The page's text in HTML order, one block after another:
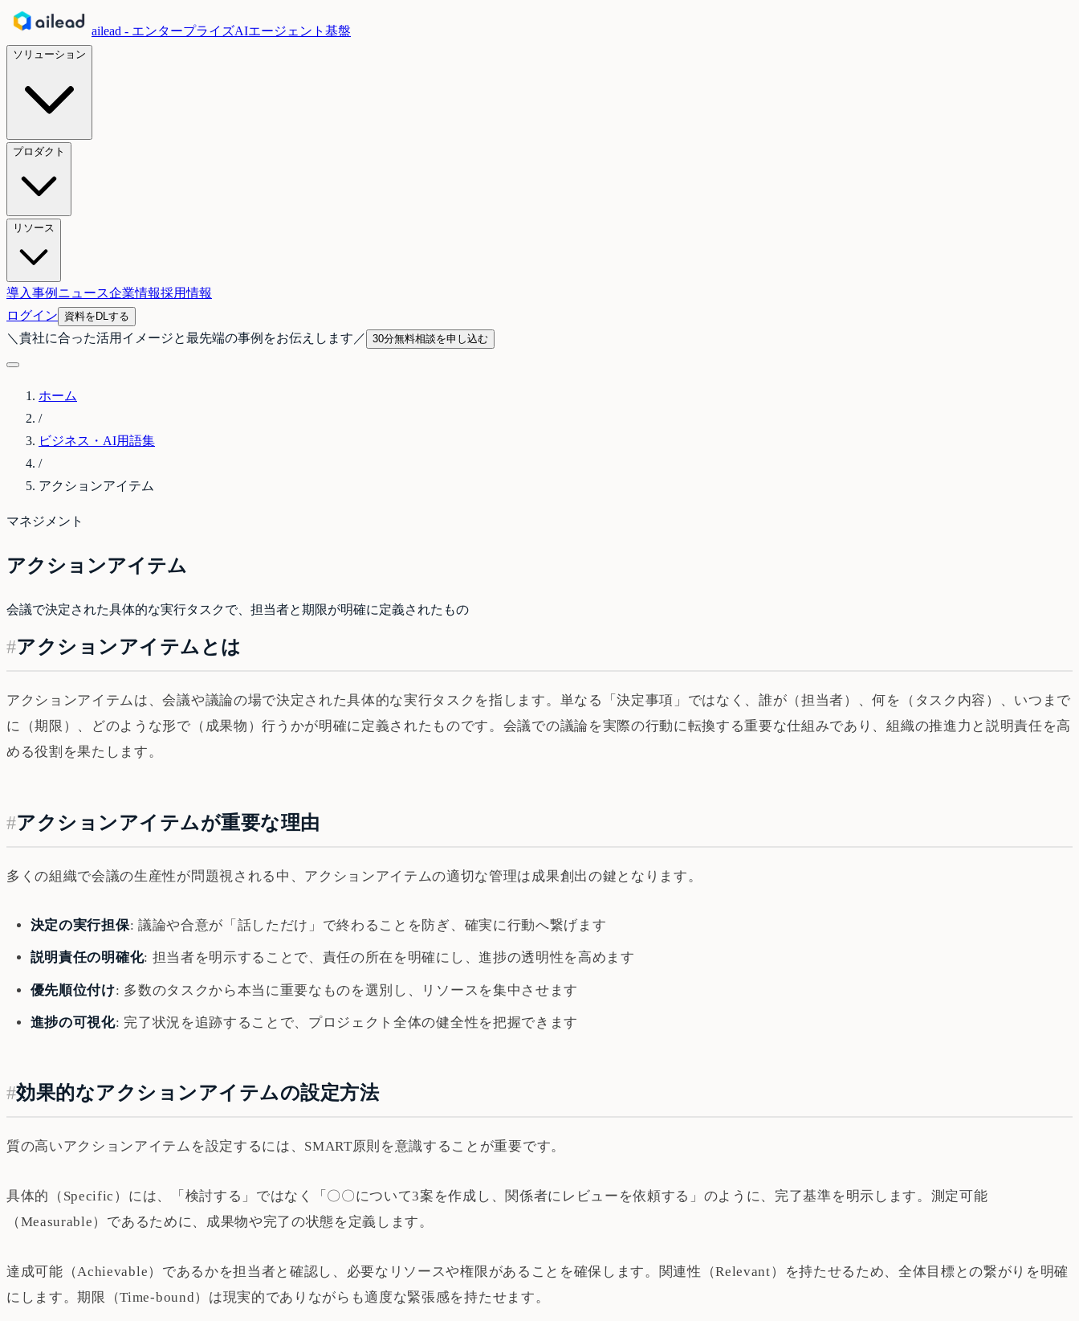
ailead - エンタープライズAIエージェント基盤
ソリューション
プロダクト
リソース
導入事例 ニュース企業情報採用情報
ログイン
資料をDLする
＼ 貴社に合った活用イメージと最先端の事例をお伝えします ／ 30分無料相談を申し込む
ホーム
/
ビジネス・AI用語集
/
アクションアイテム
マネジメント
アクションアイテム
会議で決定された具体的な実行タスクで、担当者と期限が明確に定義されたもの
#アクションアイテムとは
アクションアイテムは、会議や議論の場で決定された具体的な実行タスクを指します。単なる「決定事項」ではなく、誰が（担当者）、何を（タスク内容）、いつまで
に（期限）、どのような形で（成果物）行うかが明確に定義されたものです。会議での議論を実際の行動に転換する重要な仕組みであり、組織の推進力と説明責任を高
める役割を果たします。
#アクションアイテムが重要な理由
多くの組織で会議の生産性が問題視される中、アクションアイテムの適切な管理は成果創出の鍵となります。
決定の実行担保: 議論や合意が「話しただけ」で終わることを防ぎ、確実に行動へ繋げます
説明責任の明確化: 担当者を明示することで、責任の所在を明確にし、進捗の透明性を高めます
優先順位付け: 多数のタスクから本当に重要なものを選別し、リソースを集中させます
進捗の可視化: 完了状況を追跡することで、プロジェクト全体の健全性を把握できます
#効果的なアクションアイテムの設定方法
質の高いアクションアイテムを設定するには、SMART原則を意識することが重要です。
具体的（Specific）には、「検討する」ではなく「〇〇について3案を作成し、関係者にレビューを依頼する」のように、完了基準を明示します。測定可能
（Measurable）であるために、成果物や完了の状態を定義します。
達成可能（Achievable）であるかを担当者と確認し、必要なリソースや権限があることを確保します。関連性（Relevant）を持たせるため、全体目標との繋がりを明確
にします。期限（Time-bound）は現実的でありながらも適度な緊張感を持たせます。